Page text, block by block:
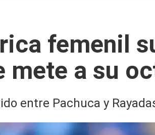
femenil
mete a su
entre Pachuca y